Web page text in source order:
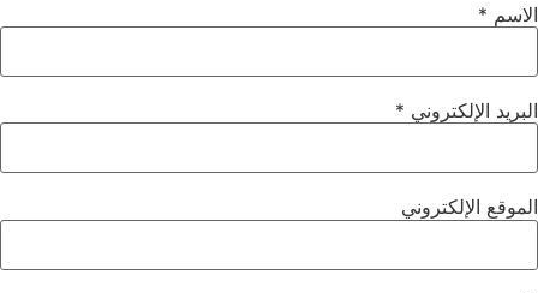
الاسم *
البريد الإلكتروني *
الموقع الإلكتروني